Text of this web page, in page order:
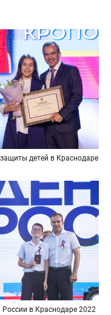
детей в Краснодаре
России в Краснодаре 2022